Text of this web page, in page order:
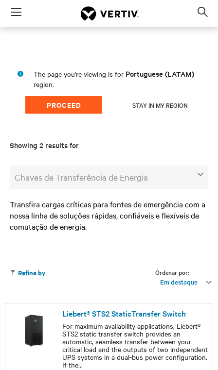
Menu
The page you're viewing is for Portuguese (LATAM)
region.
PROCEED STAY IN MY REGION
Showing 2 results for
Chaves de Transferência de Energia
Transfira cargas críticas para fontes de emergência com a
nossa linha de soluções rápidas, confiáveis e flexíveis de
comutação de energia.
Ordenar por:
Em destaque
Refine by
Liebert® STS2 StaticTransfer Switch
For maximum availability applications, Liebert®
STS2 static transfer switch provides an
automatic, seamless transfer between your
critical load and the outputs of two independent
UPS systems in a dual-bus power configuration.
If the...